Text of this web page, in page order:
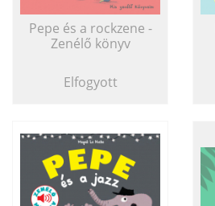
Pepe és a rockzene -
Zenélő könyv
Elfogyott